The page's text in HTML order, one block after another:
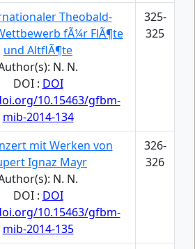
Theobald-
fÃ¼r FlÃ¶te
und AltflÃ¶te
N. N.
DOI : DOI
10.15463/gfbm-
mib-2014-134
325-
325
mit Werken von
Ignaz Mayr
N. N.
DOI : DOI
10.15463/gfbm-
mib-2014-135
326-
326